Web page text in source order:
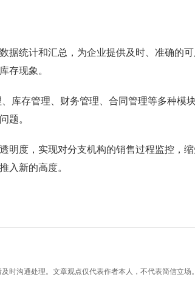
据统计和汇总，为企业提供及时、准确的可
存现象。
库存管理、财务管理、合同管理等多种模
题。
明度，实现对分支机构的销售过程监控，缩
入新的高度。
时沟通处理。文章观点仅代表作者本人，不代表简信立场。